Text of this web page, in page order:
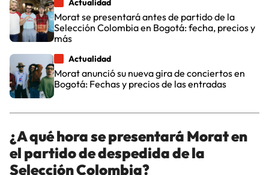
Actualidad
Morat se presentará antes de partido de la
Selección Colombia en Bogotá: fecha, precios y
más
Actualidad
Morat anunció su nueva gira de conciertos en
Bogotá: Fechas y precios de las entradas
¿A qué hora se presentará Morat en
el partido de despedida de la
Selección Colombia?